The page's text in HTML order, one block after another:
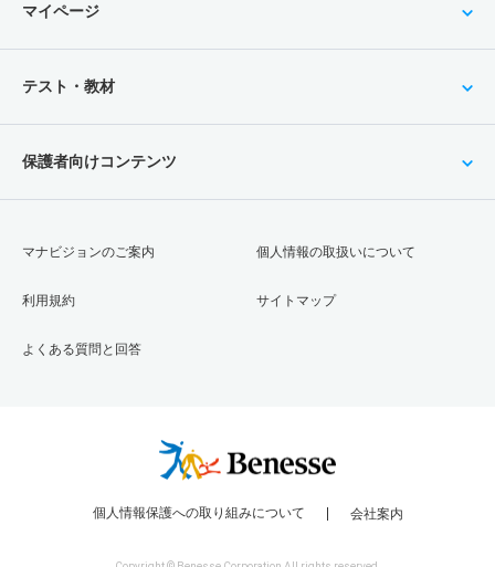
マイページ
テスト・教材
保護者向けコンテンツ
マナビジョンのご案内
利用規約
よくある質問と回答
個人情報の取扱いについて
サイトマップ
個人情報保護への取り組みについて 会社案内